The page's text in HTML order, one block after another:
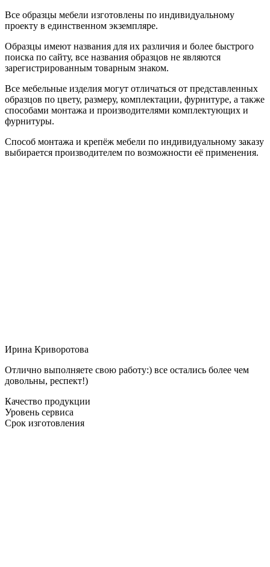
Все образцы мебели изготовлены по индивидуальному
проекту в единственном экземпляре.
Образцы имеют названия для их различия и более быстрого
поиска по сайту, все названия образцов не являются
зарегистрированным товарным знаком.
Все мебельные изделия могут отличаться от представленных
образцов по цвету, размеру, комплектации, фурнитуре, а также
способами монтажа и производителями комплектующих и
фурнитуры.
Способ монтажа и крепёж мебели по индивидуальному заказу
выбирается производителем по возможности её применения.
Ирина Криворотова
Отлично выполняете свою работу:) все остались более чем
довольны, респект!)
Качество продукции
Уровень сервиса
Срок изготовления